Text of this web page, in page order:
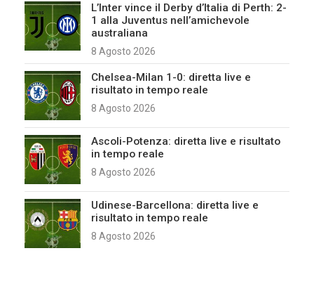
L’Inter vince il Derby d’Italia di Perth: 2-
1 alla Juventus nell’amichevole
australiana
8 Agosto 2026
Chelsea-Milan 1-0: diretta live e
risultato in tempo reale
8 Agosto 2026
Ascoli-Potenza: diretta live e risultato
in tempo reale
8 Agosto 2026
Udinese-Barcellona: diretta live e
risultato in tempo reale
8 Agosto 2026